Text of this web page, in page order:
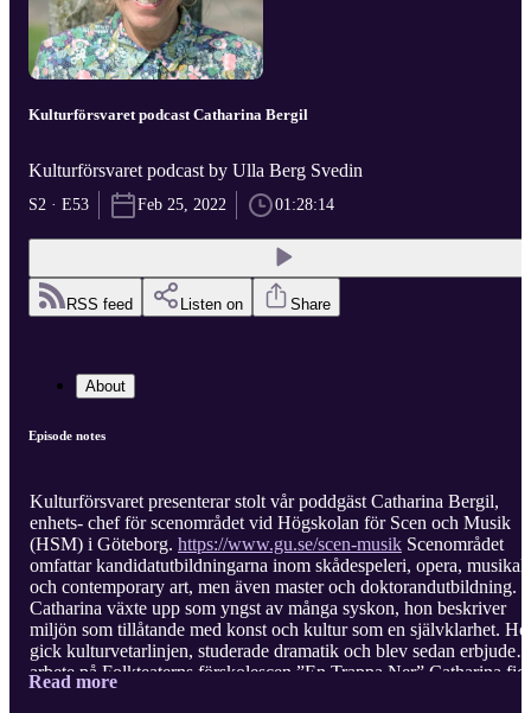
Kulturförsvaret podcast Catharina Bergil
Kulturförsvaret podcast by Ulla Berg Svedin
S2 · E53 Feb 25, 2022 01:28:14
RSS feed Listen on Share
About
Episode notes
Kulturförsvaret presenterar stolt vår poddgäst Catharina Bergil,
enhets- chef för scenområdet vid Högskolan för Scen och Musik
(HSM) i Göteborg. https://www.gu.se/scen-musik Scenområdet
omfattar kandidatutbildningarna inom skådespeleri, opera, musikal
och contemporary art, men även master och doktorandutbildning.
Catharina växte upp som yngst av många syskon, hon beskriver
miljön som tillåtande med konst och kultur som en självklarhet.
gick kulturvetarlinjen, studerade dramatik och blev sedan erbjuden
arbete på Folkteaterns förskolescen ”En Trappa Ner” Catharina
senare tjänsten som programchef för det nystartade
Read more